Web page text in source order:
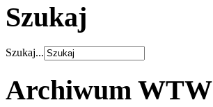
Szukaj
Szukaj...
Archiwum WTW